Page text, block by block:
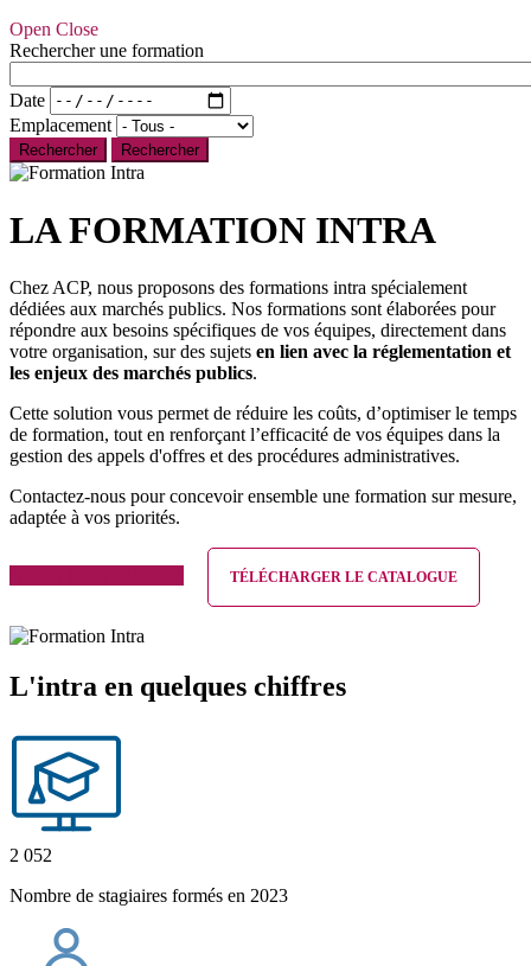
Open Close
Rechercher une formation
Date
Emplacement
Rechercher
LA FORMATION INTRA
Chez ACP, nous proposons des formations intra spécialement
dédiées aux marchés publics. Nos formations sont élaborées pour
répondre aux besoins spécifiques de vos équipes, directement dans
votre organisation, sur des sujets en lien avec la réglementation et
les enjeux des marchés publics.
Cette solution vous permet de réduire les coûts, d’optimiser le temps
de formation, tout en renforçant l’efficacité de vos équipes dans la
gestion des appels d'offres et des procédures administratives.
Contactez-nous pour concevoir ensemble une formation sur mesure,
adaptée à vos priorités.
TÉLÉCHARGER LE CATALOGUE
L'intra en quelques chiffres
2 052
Nombre de stagiaires formés en 2023